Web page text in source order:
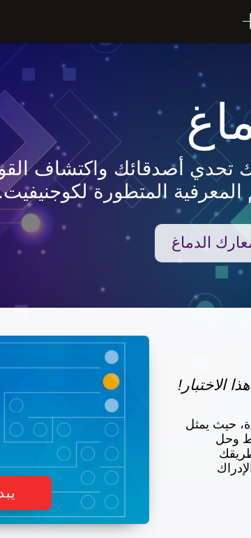
تحدي أصدقائك واكتشاف
المعرفية المتطورة
الدماغ
الاختبار!
حيث يمثل
وحل